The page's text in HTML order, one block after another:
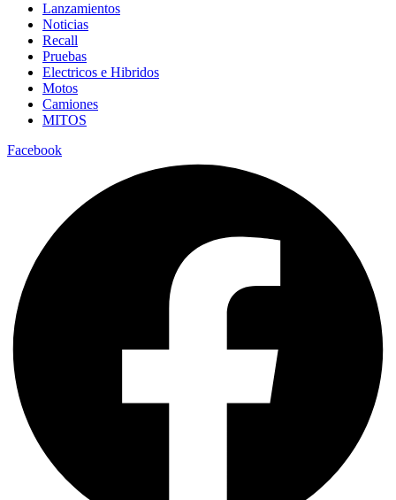
Lanzamientos
Noticias
Recall
Pruebas
Electricos e Hibridos
Motos
Camiones
MITOS
Facebook